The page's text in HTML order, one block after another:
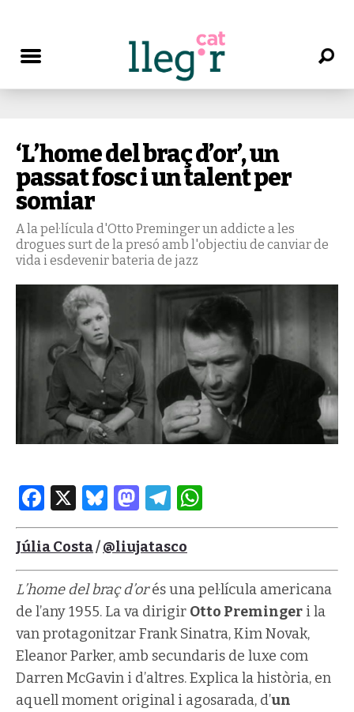
‘L’home del braç d’or’, un
passat fosc i un talent per
somiar
A la pel·lícula d'Otto Preminger un addicte a les
drogues surt de la presó amb l'objectiu de canviar de
vida i esdevenir bateria de jazz
Facebook
X Bluesky
Mastodon
Telegram
Júlia Costa/@liujatasco
L’home del braç d’orés una pel·lícula americana
de l’any 1955. La va dirigir Otto Preminger i la
van protagonitzar Frank Sinatra, Kim Novak,
Eleanor Parker, amb secundaris de luxe com
Darren McGavin i d’altres. Explica la història, en
aquell moment original i agosarada, d’un